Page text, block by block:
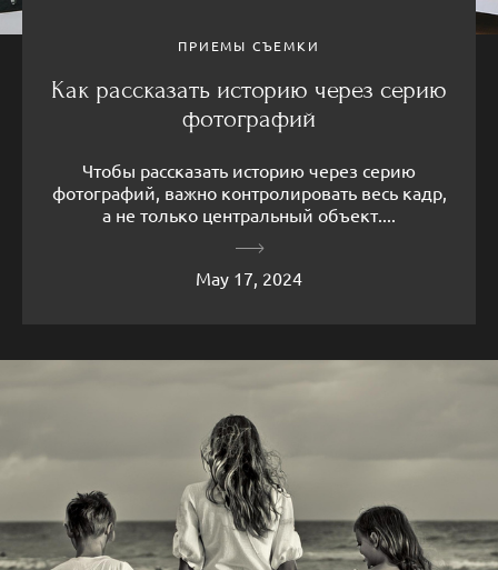
ПРИЕМЫ СЪЕМКИ
Как рассказать историю через серию
фотографий
Чтобы рассказать историю через серию
фотографий, важно контролировать весь кадр,
а не только центральный объект....
May 17, 2024